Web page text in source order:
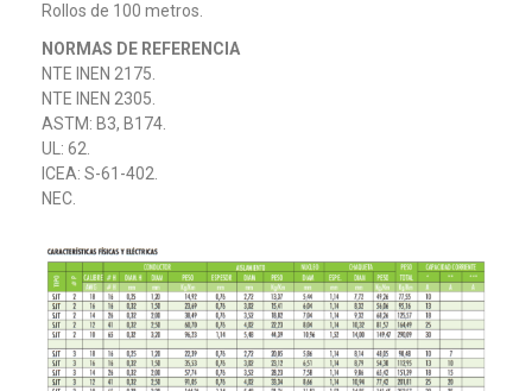
Rollos de 100 metros.
NORMAS DE REFERENCIA
NTE INEN 2175.
NTE INEN 2305.
ASTM: B3, B174.
UL: 62.
ICEA: S-61-402.
NEC.